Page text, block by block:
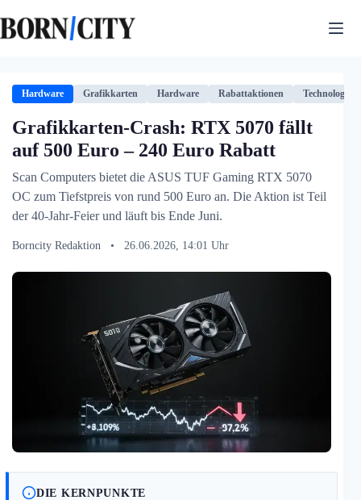
Inhalt
springen
Hardware Grafikkarten Hardware Rabattaktionen Technologie
Grafikkarten-Crash: RTX 5070 fällt
auf 500 Euro – 240 Euro Rabatt
Scan Computers bietet die ASUS TUF Gaming RTX 5070
OC zum Tiefstpreis von rund 500 Euro an. Die Aktion ist Teil
der 40-Jahr-Feier und läuft bis Ende Juni.
Borncity Redaktion • 26.06.2026, 14:01 Uhr
DIE KERNPUNKTE